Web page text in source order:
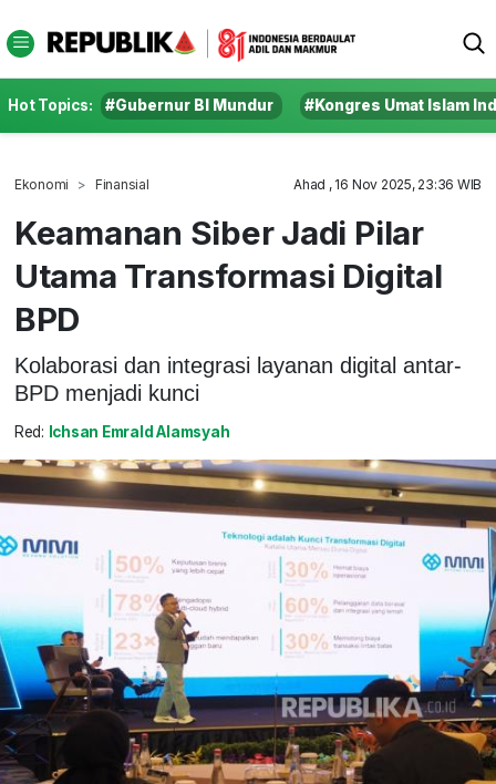
Hot Topics: #Gubernur BI Mundur #Kongres Umat Islam
Ekonomi Finansial Ahad , 16 Nov 2025, 23:36 WIB
Keamanan Siber Jadi Pilar
Utama Transformasi Digital
BPD
Kolaborasi dan integrasi layanan digital antar-
BPD menjadi kunci
Red: Ichsan Emrald Alamsyah